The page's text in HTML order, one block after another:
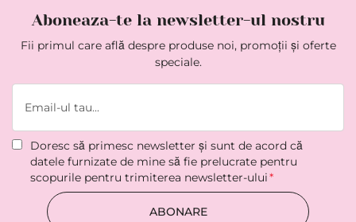
Aboneaza-te la newsletter-ul nostru
Fii primul care află despre produse noi, promoții și oferte
speciale.
Doresc să primesc newsletter şi sunt de acord că
datele furnizate de mine să fie prelucrate pentru
scopurile pentru trimiterea newsletter-ului
ABONARE